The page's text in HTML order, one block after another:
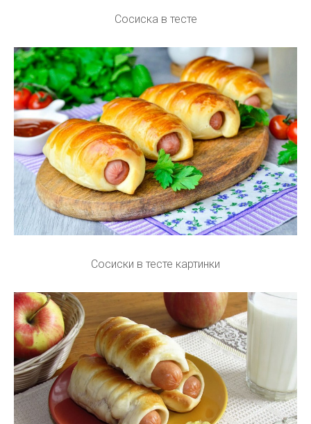
Сосиска в тесте
Сосиски в тесте картинки